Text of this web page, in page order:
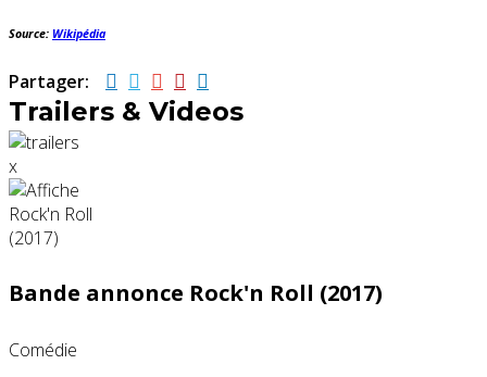
Source: Wikipédia
Partager:
Trailers & Videos
x
Bande annonce Rock'n Roll (2017)
Comédie